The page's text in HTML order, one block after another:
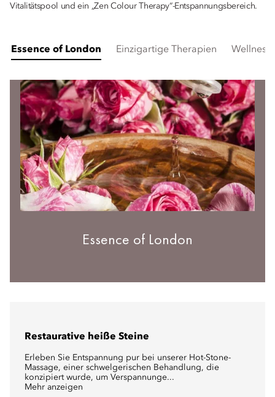
Vitalitätspool und ein „Zen Colour Therapy“-Entspannungsbereich.
Essence of London Einzigartige Therapien
Essence of London
Restaurative heiße Steine
Erleben Sie Entspannung pur bei unserer Hot-Stone-
Massage, einer schwelgerischen Behandlung, die
konzipiert wurde, um Verspannunge...
Mehr anzeigen